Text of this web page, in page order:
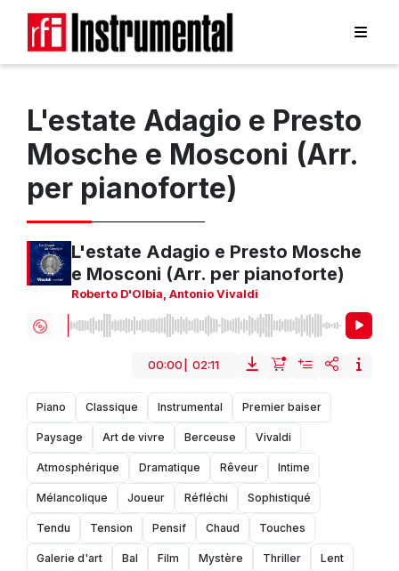
L'estate Adagio e Presto
Mosche e Mosconi (Arr.
per pianoforte)
L'estate Adagio e Presto Mosche
e Mosconi (Arr. per pianoforte)
Roberto D'Olbia, Antonio Vivaldi
00:00 02:11
Piano Classique Instrumental Premier baiser
Paysage Art de vivre Berceuse Vivaldi
Atmosphérique Dramatique Rêveur Intime
Mélancolique Joueur Réfléchi Sophistiqué
Tendu Tension Pensif Chaud Touches
Galerie d'art Bal Film Mystère Thriller Lent